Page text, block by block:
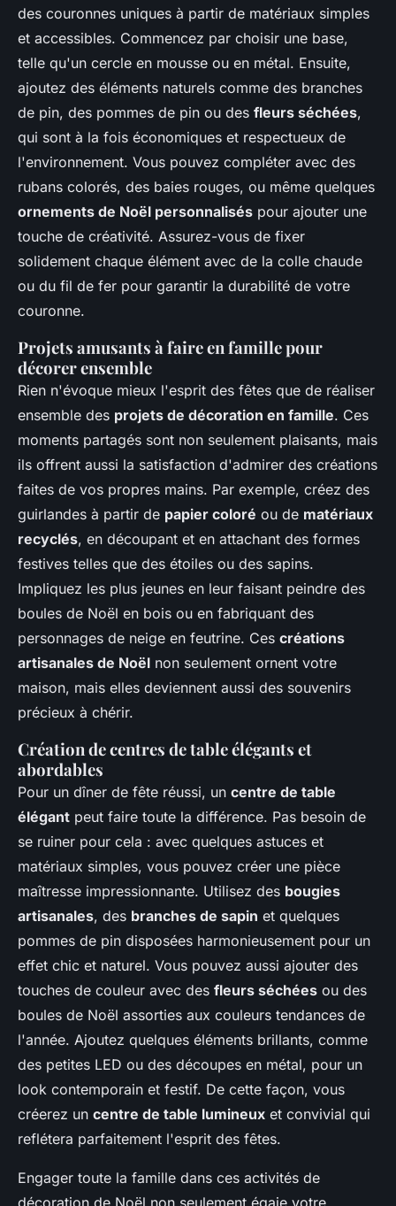
des couronnes uniques à partir de matériaux simples
et accessibles. Commencez par choisir une base,
telle qu'un cercle en mousse ou en métal. Ensuite,
ajoutez des éléments naturels comme des branches
de pin, des pommes de pin ou des fleurs séchées,
qui sont à la fois économiques et respectueux de
l'environnement. Vous pouvez compléter avec des
rubans colorés, des baies rouges, ou même quelques
ornements de Noël personnalisés pour ajouter une
touche de créativité. Assurez-vous de fixer
solidement chaque élément avec de la colle chaude
ou du fil de fer pour garantir la durabilité de votre
couronne.
Projets amusants à faire en famille pour
décorer ensemble
Rien n'évoque mieux l'esprit des fêtes que de réaliser
ensemble des projets de décoration en famille. Ces
moments partagés sont non seulement plaisants, mais
ils offrent aussi la satisfaction d'admirer des créations
faites de vos propres mains. Par exemple, créez des
guirlandes à partir de papier coloré ou de matériaux
recyclés, en découpant et en attachant des formes
festives telles que des étoiles ou des sapins.
Impliquez les plus jeunes en leur faisant peindre des
boules de Noël en bois ou en fabriquant des
personnages de neige en feutrine. Ces créations
artisanales de Noël non seulement ornent votre
maison, mais elles deviennent aussi des souvenirs
précieux à chérir.
Création de centres de table élégants et
abordables
Pour un dîner de fête réussi, un centre de table
élégant peut faire toute la différence. Pas besoin de
se ruiner pour cela : avec quelques astuces et
matériaux simples, vous pouvez créer une pièce
maîtresse impressionnante. Utilisez des bougies
artisanales, des branches de sapin et quelques
pommes de pin disposées harmonieusement pour un
effet chic et naturel. Vous pouvez aussi ajouter des
touches de couleur avec des fleurs séchées ou des
boules de Noël assorties aux couleurs tendances de
l'année. Ajoutez quelques éléments brillants, comme
des petites LED ou des découpes en métal, pour un
look contemporain et festif. De cette façon, vous
créerez un centre de table lumineux et convivial qui
reflétera parfaitement l'esprit des fêtes.
Engager toute la famille dans ces activités de